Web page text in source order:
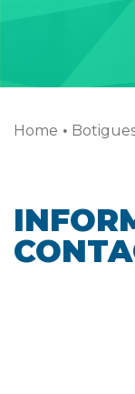
Home ·